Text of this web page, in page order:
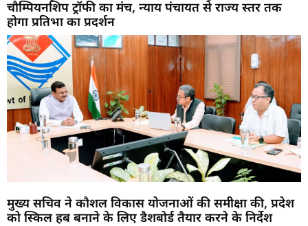
चौम्पियनशिप ट्रॉफी का मंच, न्याय पंचायत से राज्य स्तर तक
होगा प्रतिभा का प्रदर्शन
मुख्य सचिव ने कौशल विकास योजनाओं की समीक्षा की, प्रदेश
को स्किल हब बनाने के लिए डैशबोर्ड तैयार करने के निर्देश